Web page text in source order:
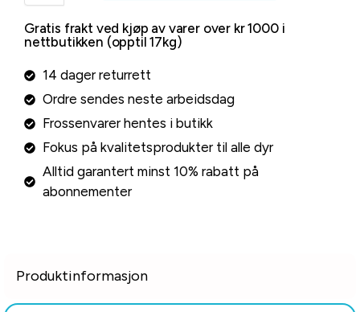
Gratis frakt ved kjøp av varer over kr 1000 i
nettbutikken (opptil 17kg)
14 dager returrett
Ordre sendes neste arbeidsdag
Frossenvarer hentes i butikk
Fokus på kvalitetsprodukter til alle dyr
Alltid garantert minst 10% rabatt på
abonnementer
Produktinformasjon